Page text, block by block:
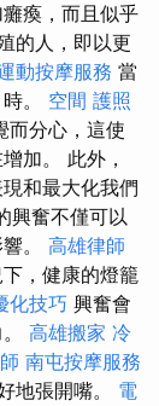
瘓，而且似乎
的人，即以更
動按摩服務 當
。 空間 護照
而分心，這使
加。 此外，
和最大化我們
興奮不僅可以
。 高雄律師
，健康的燈籠
化技巧 興奮會
高雄搬家 冷
南屯按摩服務
地張開嘴。 電